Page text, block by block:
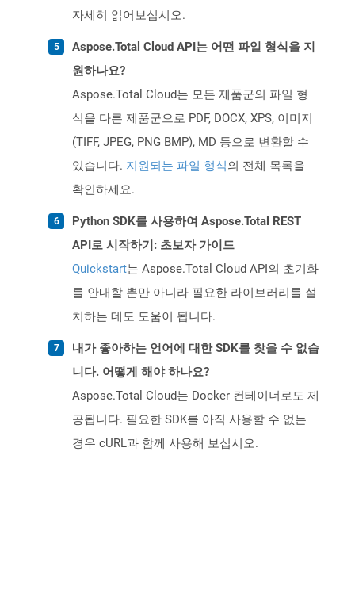
자세히 읽어보십시오.
Aspose.Total Cloud API는 어떤 파일 형식을 지
원하나요?
Aspose.Total Cloud는 모든 제품군의 파일 형
식을 다른 제품군으로 PDF, DOCX, XPS, 이미지
(TIFF, JPEG, PNG BMP), MD 등으로 변환할 수
있습니다. 지원되는 파일 형식의 전체 목록을
확인하세요.
Python SDK를 사용하여 Aspose.Total REST
API로 시작하기: 초보자 가이드
Quickstart는 Aspose.Total Cloud API의 초기화
를 안내할 뿐만 아니라 필요한 라이브러리를 설
치하는 데도 도움이 됩니다.
내가 좋아하는 언어에 대한 SDK를 찾을 수 없습
니다. 어떻게 해야 하나요?
Aspose.Total Cloud는 Docker 컨테이너로도 제
공됩니다. 필요한 SDK를 아직 사용할 수 없는
경우 cURL과 함께 사용해 보십시오.